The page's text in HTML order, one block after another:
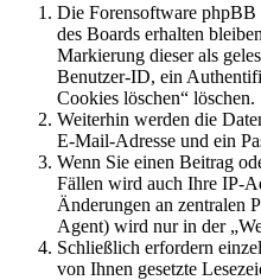
Die Forensoftware phpBB
des Boards erhalten
Markierung dieser als
Benutzer-ID, ein
Cookies löschen“ löschen.
Weiterhin werden die
E-Mail-Adresse und ein
Wenn Sie einen Beitrag
Fällen wird auch Ihre IP-
Änderungen an zentralen
Agent) wird nur in der
Schließlich erfordern
von Ihnen gesetzte